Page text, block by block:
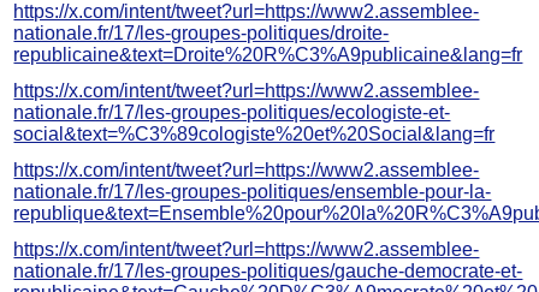
https://x.com/intent/tweet?url=https://www2.assemblee-
nationale.fr/17/les-groupes-politiques/droite-
republicaine&text=Droite%20R%C3%A9publicaine&lang=fr
https://x.com/intent/tweet?url=https://www2.assemblee-
nationale.fr/17/les-groupes-politiques/ecologiste-et-
social&text=%C3%89cologiste%20et%20Social&lang=fr
https://x.com/intent/tweet?url=https://www2.assemblee-
nationale.fr/17/les-groupes-politiques/ensemble-pour-la-
https://x.com/intent/tweet?url=https://www2.assemblee-
nationale.fr/17/les-groupes-politiques/gauche-democrate-et-